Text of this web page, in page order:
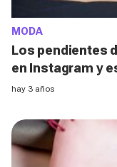
MODA
Los pendientes
en Instagram y
Friday
hay 3 años